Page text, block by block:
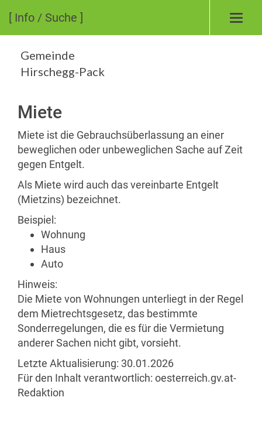
[ Info / Suche ]
Gemeinde
Hirschegg-Pack
Miete
Miete ist die Gebrauchsüberlassung an einer
beweglichen oder unbeweglichen Sache auf Zeit
gegen Entgelt.
Als Miete wird auch das vereinbarte Entgelt
(Mietzins) bezeichnet.
Beispiel:
Wohnung
Haus
Auto
Hinweis:
Die Miete von Wohnungen unterliegt in der Regel
dem Mietrechtsgesetz, das bestimmte
Sonderregelungen, die es für die Vermietung
anderer Sachen nicht gibt, vorsieht.
Letzte Aktualisierung: 30.01.2026
Für den Inhalt verantwortlich: oesterreich.gv.at-
Redaktion